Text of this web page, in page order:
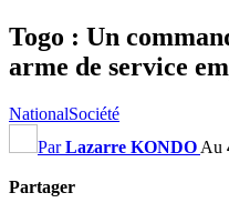
Togo : Un
arme de service
NationalSociété
ParLazarre KONDO Au
Partager